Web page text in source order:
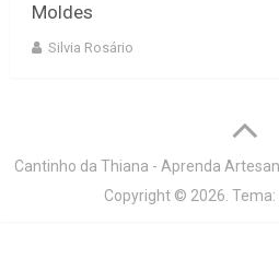
Moldes
Silvia Rosário
Cantinho da Thiana - Aprenda
Copyright © 2026. Tema: